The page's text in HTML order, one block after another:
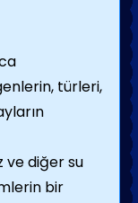
türleri,
ve diğer su
bir